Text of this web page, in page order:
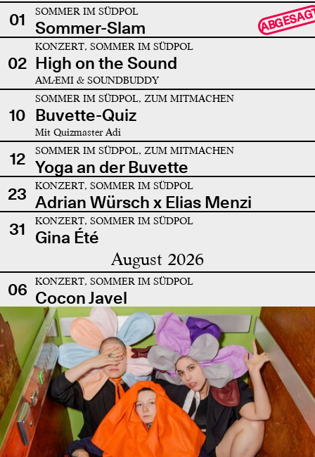
01 SOMMER IM SÜDPOL
Sommer-Slam
02
KONZERT, SOMMER IM SÜDPOL
High on the Sound
AMÆMI & SOUNDBUDDY
10
SOMMER IM SÜDPOL, ZUM MITMACHEN
Buvette-Quiz
Mit Quizmaster Adi
12 SOMMER IM SÜDPOL, ZUM MITMACHEN
Yoga an der Buvette
23
KONZERT, SOMMER IM SÜDPOL
Adrian Würsch x Elias Menzi
31
KONZERT, SOMMER IM SÜDPOL
Gina Été
August 2026
06 KONZERT, SOMMER IM SÜDPOL
Cocon Javel